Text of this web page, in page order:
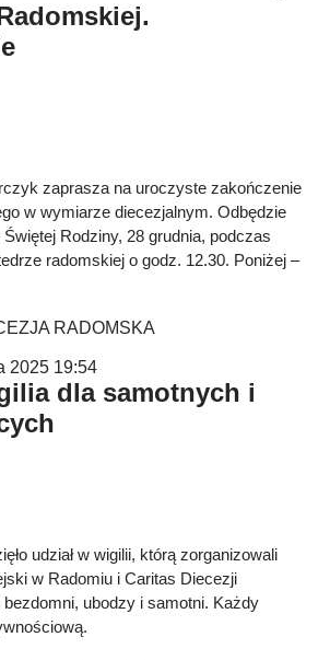
zaprasza na uroczyste zakończenie
w wymiarze diecezjalnym. Odbędzie
Rodziny, 28 grudnia, podczas
radomskiej o godz. 12.30. Poniżej –
RADOMSKA
2025 19:54
dla samotnych i
udział w wigilii, którą zorganizowali
w Radomiu i Caritas Diecezji
ubodzy i samotni. Każdy